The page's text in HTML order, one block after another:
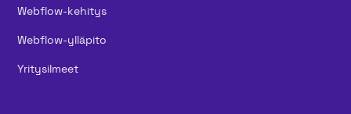
Webflow-kehitys
Webflow-ylläpito
Yritysilmeet